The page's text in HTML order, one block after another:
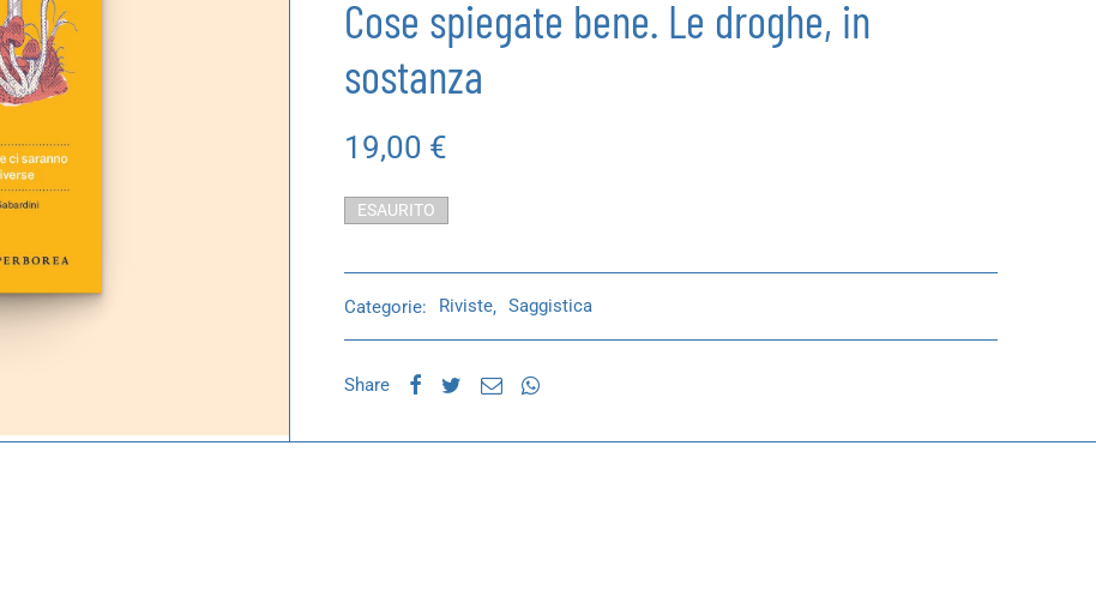
Cose spiegate bene. Le droghe, in
sostanza
19,00 €
ESAURITO
Categorie: Riviste, Saggistica
Share